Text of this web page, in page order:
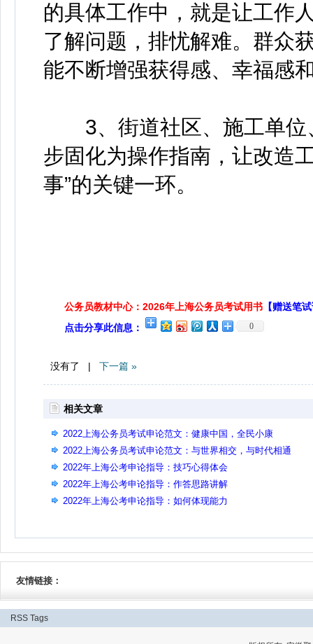
的具体工作中，就是让工作
了解问题，排忧解难。群众
能不断增强获得感、幸福感
3、街道社区、施工单位
步固化为操作指南，让改造
事”的关键一环。
公务员教材中心：2026年上海公务员考试用书 【赠送笔
点击分享此信息：
0
没有了 | 下一篇 »
相关文章
2022上海公务员考试申论范文：健康中国，全民小康
2022上海公务员考试申论范文：与世界相交，与时代相通
2022年上海公考申论指导：技巧心得体会
2022年上海公考申论指导：作答思路讲解
2022年上海公考申论指导：如何体现能力
友情链接：
RSS Tags